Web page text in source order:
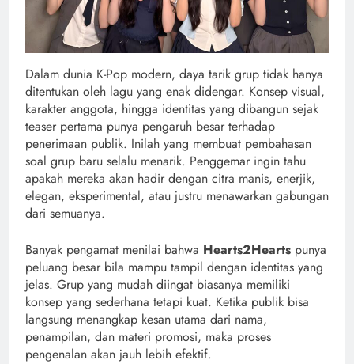
Dalam dunia K-Pop modern, daya tarik grup tidak hanya
ditentukan oleh lagu yang enak didengar. Konsep visual,
karakter anggota, hingga identitas yang dibangun sejak
teaser pertama punya pengaruh besar terhadap
penerimaan publik. Inilah yang membuat pembahasan
soal grup baru selalu menarik. Penggemar ingin tahu
apakah mereka akan hadir dengan citra manis, enerjik,
elegan, eksperimental, atau justru menawarkan gabungan
dari semuanya.
Banyak pengamat menilai bahwa Hearts2Hearts punya
peluang besar bila mampu tampil dengan identitas yang
jelas. Grup yang mudah diingat biasanya memiliki
konsep yang sederhana tetapi kuat. Ketika publik bisa
langsung menangkap kesan utama dari nama,
penampilan, dan materi promosi, maka proses
pengenalan akan jauh lebih efektif.